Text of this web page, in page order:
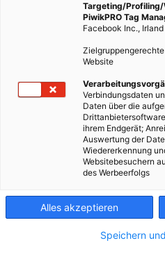
Targeting/Profiling/
PiwikPRO Tag
Facebook Inc., Irland
Website
Verbindungsdaten
Daten über die
ihrem Endgerät;
Auswertung der
Wiedererkennung
Websitebesuchern
des Werbeerfolgs
Alles akzeptieren
Speichern